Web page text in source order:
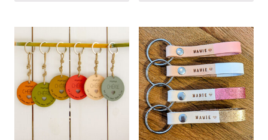
produit
plusieurs
variations.
Les
options
peuvent
choisies
Ce
produit
a
plusieurs
variations.
Les
options
peuvent
être
choisies